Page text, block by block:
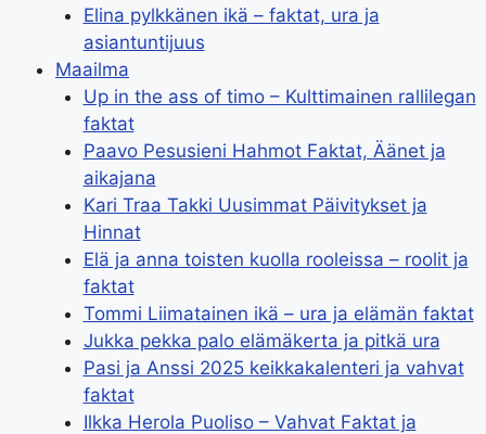
Elina pylkkänen ikä – faktat, ura ja
asiantuntijuus
Maailma
Up in the ass of timo – Kulttimainen rallilegan
faktat
Paavo Pesusieni Hahmot Faktat, Äänet ja
aikajana
Kari Traa Takki Uusimmat Päivitykset ja
Hinnat
Elä ja anna toisten kuolla rooleissa – roolit ja
faktat
Tommi Liimatainen ikä – ura ja elämän faktat
Jukka pekka palo elämäkerta ja pitkä ura
Pasi ja Anssi 2025 keikkakalenteri ja vahvat
faktat
Ilkka Herola Puoliso – Vahvat Faktat ja